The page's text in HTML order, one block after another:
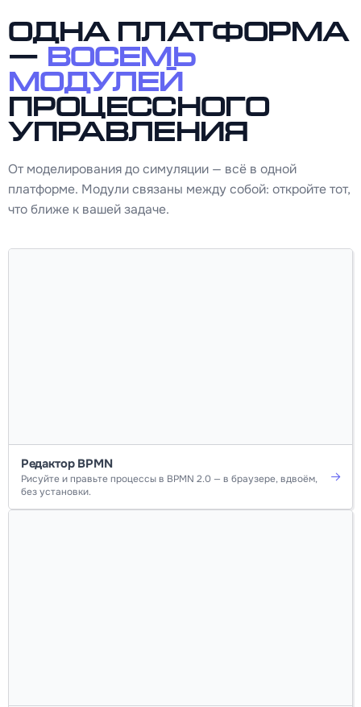
Одна платформа
—
восемь
модулей
процессного
управления
От моделирования до симуляции — всё в одной
платформе. Модули связаны между собой: откройте тот,
что ближе к вашей задаче.
Редактор BPMN
Рисуйте и правьте процессы в BPMN 2.0 — в браузере, вдвоём,
без установки.